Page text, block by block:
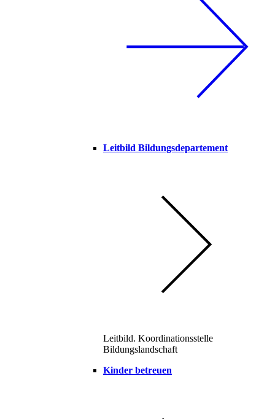
Leitbild Bildungsdepartement
Leitbild. Koordinationsstelle
Bildungslandschaft
Kinder betreuen